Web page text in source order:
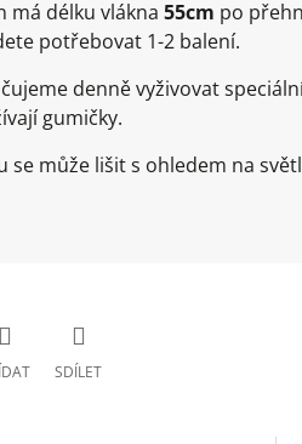
má délku vlákna 55cm po
potřebovat 1-2 balení.
denně vyživovat
gumičky.
se může lišit s ohledem na
SDÍLET